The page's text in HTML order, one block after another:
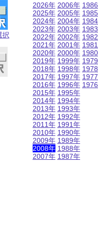
択
2026年
2025年
2024年
2023年
2022年
2021年
2020年
2019年
2018年
2017年
2016年
2015年
2014年
2013年
2012年
2011年
2010年
2009年
2008年
2007年
2006年
2005年
2004年
2003年
2002年
2001年
2000年
1999年
1998年
1997年
1996年
1995年
1994年
1993年
1992年
1991年
1990年
1989年
1988年
1987年